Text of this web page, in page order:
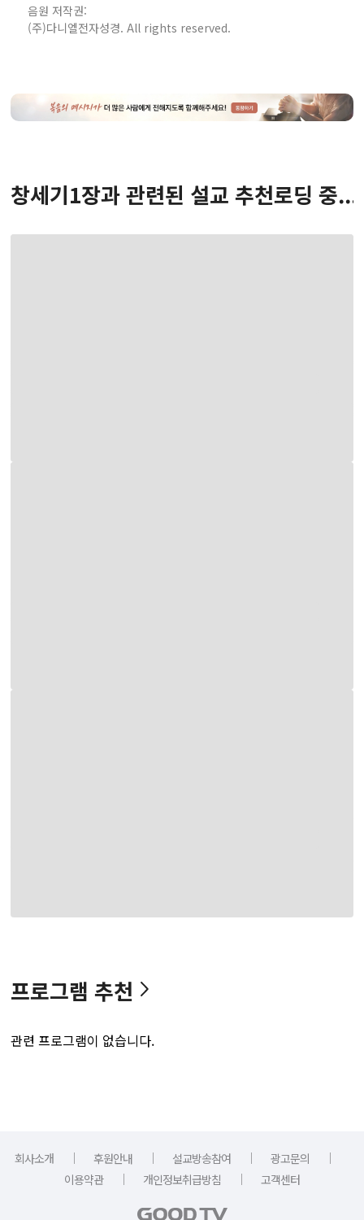
음원 저작권:
(주)다니엘전자성경. All rights reserved.
창세기1장과 관련된 설교 추천로딩 중...
프로그램 추천
관련 프로그램이 없습니다.
회사소개 ｜ 후원안내 ｜ 설교방송참여 ｜ 광고문의
｜
이용약관
｜ 개인정보취급방침 ｜ 고객센터